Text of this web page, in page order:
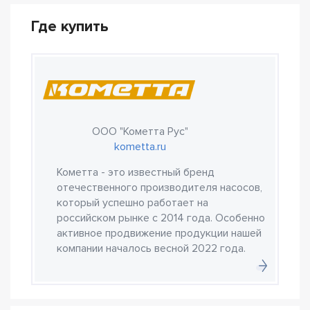
Где купить
ООО "Кометта Рус"
kometta.ru
Кометта - это известный бренд
отечественного производителя насосов,
который успешно работает на
российском рынке с 2014 года. Особенно
активное продвижение продукции нашей
компании началось весной 2022 года.